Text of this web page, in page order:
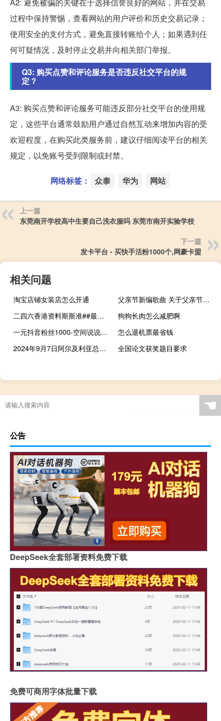
过程中保持警惕，查看网站的用户评价和历史交易记录；
使用安全的支付方式，避免直接转账给个人；如果遇到任
何可疑情况，及时停止交易并向相关部门举报。
Q3: 购买点赞和评论服务是否违反社交平台的规
定？
A3: 购买点赞和评论服务可能违反部分社交平台的使用规
定，这些平台通常鼓励用户通过自然互动来增加内容的受
欢迎程度，在购买此类服务前，建议仔细阅读平台的相关
规定，以免账号受到限制或封禁。
网络标签： 众泰 华为 网站
上一篇
东莞南开学校高中生要自己洗衣服吗 东莞市南开实验学校
下一篇
发卡平台 - 买快手活粉1000个,网豪卡盟
相关问题
淘宝店铺女装店怎么开通
父亲节新编歌曲 关于父亲节的歌曲
二四六香港资料斯斯准##最经典的诗意数据对比解释落实-1870.CC.89
狗狗长肉怎么减肥啊
一元抖音粉丝1000-空间说说点赞业务10赞
怎么退机票最省钱
2024年9月7日阿尔及利亚总统选举的重要信息
全国论文获奖题目要求
☚
公告
DeepSeek全套部署资料免费下载
免费可商用字体批量下载